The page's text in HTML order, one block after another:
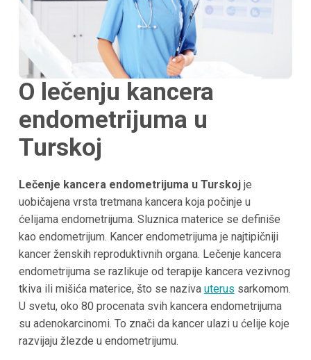
O lečenju kancera
endometrijuma u
Turskoj
Lečenje kancera endometrijuma u Turskojje
uobičajena vrsta tretmana kancera koja počinje u
ćelijama endometrijuma. Sluznica materice se definiše
kao endometrijum. Kancer endometrijuma je najtipičniji
kancer ženskih reproduktivnih organa. Lečenje kancera
endometrijuma se razlikuje od terapije kancera vezivnog
tkiva ili mišića materice, što se naziva uterus sarkomom.
U svetu, oko 80 procenata svih kancera endometrijuma
su adenokarcinomi. To znači da kancer ulazi u ćelije koje
razvijaju žlezde u endometrijumu.